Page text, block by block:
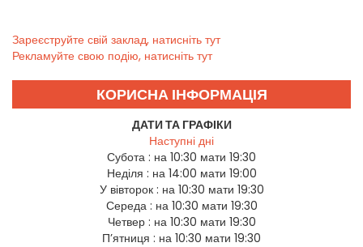
Зареєструйте свій заклад, натисніть тут
Рекламуйте свою подію, натисніть тут
КОРИСНА ІНФОРМАЦІЯ
ДАТИ ТА ГРАФІКИ
Наступні дні
Субота : на 10:30 мати 19:30
Неділя : на 14:00 мати 19:00
У вівторок : на 10:30 мати 19:30
Середа : на 10:30 мати 19:30
Четвер : на 10:30 мати 19:30
П’ятниця : на 10:30 мати 19:30